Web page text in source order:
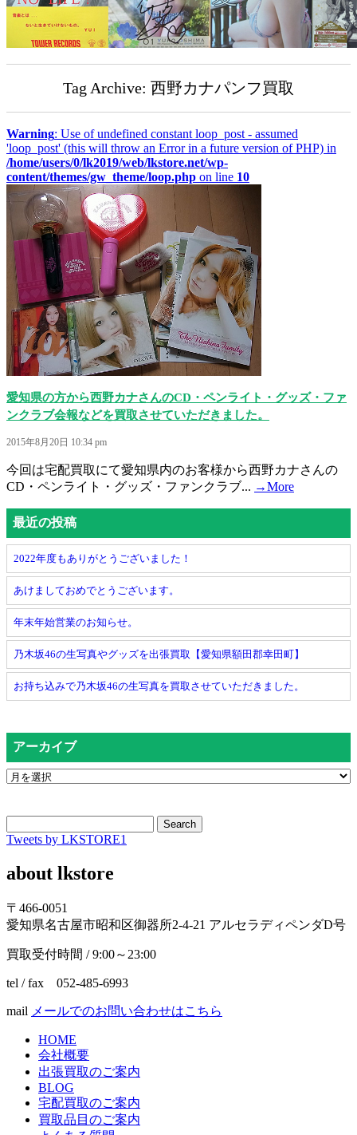
Tag Archive: 西野カナパンフ買取
Warning: Use of undefined constant loop_post - assumed
'loop_post' (this will throw an Error in a future version of PHP) in
/home/users/0/lk2019/web/lkstore.net/wp-
content/themes/gw_theme/loop.php on line 10
愛知県の方から西野カナさんのCD・ペンライト・グッズ・ファ
ンクラブ会報などを買取させていただきました。
2015年8月20日 10:34 pm
今回は宅配買取にて愛知県内のお客様から西野カナさんの
CD・ペンライト・グッズ・ファンクラブ... →More
最近の投稿
2022年度もありがとうございました！
あけましておめでとうございます。
年末年始営業のお知らせ。
乃木坂46の生写真やグッズを出張買取【愛知県額田郡幸田町】
お持ち込みで乃木坂46の生写真を買取させていただきました。
アーカイブ
Search
Tweets by LKSTORE1
about lkstore
〒466-0051
愛知県名古屋市昭和区御器所2-4-21 アルセラディペンダD号
買取受付時間 / 9:00～23:00
tel / fax 052-485-6993
mail メールでのお問い合わせはこちら
HOME
会社概要
出張買取のご案内
BLOG
宅配買取のご案内
買取品目のご案内